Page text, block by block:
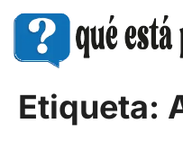
Etiqueta: